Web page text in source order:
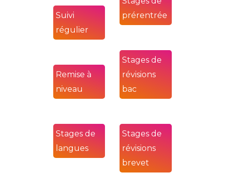
Suivi
régulier
Remise à
niveau
Stages de
langues
prérentrée
Stages de
révisions
bac
Stages de
révisions
brevet